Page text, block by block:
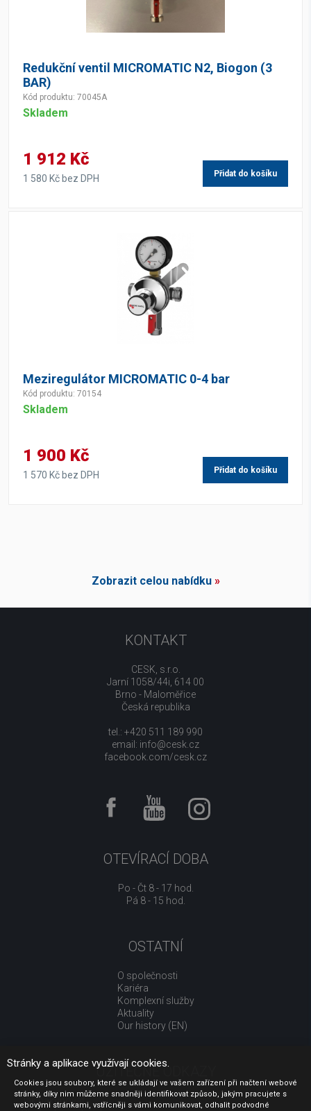
Redukční ventil MICROMATIC N2, Biogon (3
BAR)
Kód produktu: 70045A
Skladem
1 912 Kč
1 580 Kč bez DPH Přidat do košíku
Meziregulátor MICROMATIC 0-4 bar
Kód produktu: 70154
Skladem
1 900 Kč
1 570 Kč bez DPH Přidat do košíku
Zobrazit celou nabídku»
KONTAKT
CESK, s.r.o.
Jarní 1058/44i, 614 00
Brno - Maloměřice
Česká republika
tel.: +420 511 189 990
email: info@cesk.cz
facebook.com/cesk.cz
OTEVÍRACÍ DOBA
Po - Čt 8 - 17 hod.
Pá 8 - 15 hod.
OSTATNÍ
O společnosti
Kariéra
Komplexní služby
Aktuality
Our history (EN)
UŽITEČNÉ ODKAZY
Jak nakupovat
Stránky a aplikace využívají cookies.
Cookies jsou soubory, které se ukládají ve vašem zařízení při načtení webové
stránky, díky nim můžeme snadněji identifikovat způsob, jakým pracujete s
webovými stránkami, vstřícněji s vámi komunikovat, odhalit podvodné